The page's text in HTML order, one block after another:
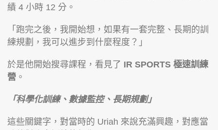
績 4 小時 12 分。
「跑完之後，我開始想，如果有一套完整、長期的訓
練規劃，我可以進步到什麼程度？」
於是他開始搜尋課程，看見了 IR SPORTS 極速訓練
營 。
「科學化訓練、數據監控、長期規劃」
這些關鍵字，對當時的 Uriah 來說充滿興趣，對應當